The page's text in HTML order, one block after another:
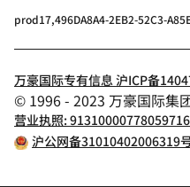
prod17,496DA8A4-2EB2-52C3-
万豪国际专有信息 沪ICP备
© 1996 - 2023 万豪国际集
营业执照:
沪公网备31010402006319